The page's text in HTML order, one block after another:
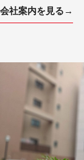
会社案内を見る →